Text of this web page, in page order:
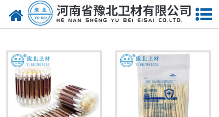
网站首页
甘肃医用纱布
甘肃无纺布
甘肃医用棉签